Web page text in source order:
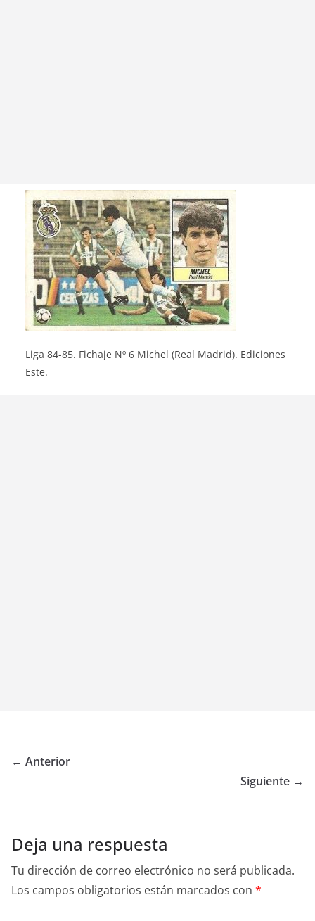
Liga 84-85. Fichaje Nº 6 Michel (Real Madrid). Ediciones
Este.
← Anterior
Siguiente →
Deja una respuesta
Tu dirección de correo electrónico no será publicada.
Los campos obligatorios están marcados con *